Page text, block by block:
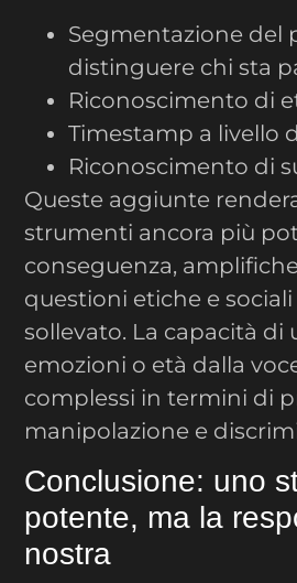
Segmentazione del
distinguere chi sta
Riconoscimento di
Timestamp a livello
Riconoscimento di
Queste aggiunte
strumenti ancora più
conseguenza,
questioni etiche e
sollevato. La capacità di
emozioni o età dalla
complessi in termini di
manipolazione e
Conclusione: uno
potente, ma la
nostra